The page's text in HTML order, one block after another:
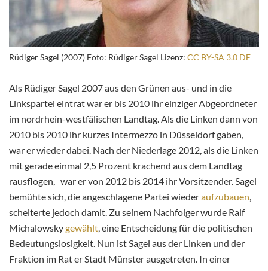
Rüdiger Sagel (2007) Foto: Rüdiger Sagel Lizenz: CC BY-SA 3.0 DE
Als Rüdiger Sagel 2007 aus den Grünen aus- und in die
Linkspartei eintrat war er bis 2010 ihr einziger Abgeordneter
im nordrhein-westfälischen Landtag. Als die Linken dann von
2010 bis 2010 ihr kurzes Intermezzo in Düsseldorf gaben,
war er wieder dabei. Nach der Niederlage 2012, als die Linken
mit gerade einmal 2,5 Prozent krachend aus dem Landtag
rausflogen, war er von 2012 bis 2014 ihr Vorsitzender. Sagel
bemühte sich, die angeschlagene Partei wiederaufzubauen,
scheiterte jedoch damit. Zu seinem Nachfolger wurde Ralf
Michalowskygewählt, eine Entscheidung für die politischen
Bedeutungslosigkeit. Nun ist Sagel aus der Linken und der
Fraktion im Rat er Stadt Münster ausgetreten. In einer